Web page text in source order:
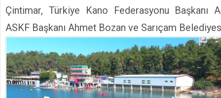
Çintimar, Türkiye Kano Federasyonu Başkanı
ASKF Başkanı Ahmet Bozan ve Sarıçam